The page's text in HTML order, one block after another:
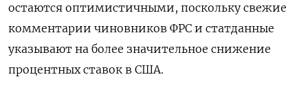
остаются оптимистичными, поскольку свежие
комментарии чиновников ФРС и статданные
указывают на более значительное снижение
процентных ставок в США.